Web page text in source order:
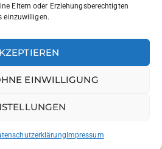
Eltern oder Erziehungsberechtigten
einzuwilligen.
EINWILLIGUNG
Impressum
Website:
graf-os.de
|Cookie-Richtlinie